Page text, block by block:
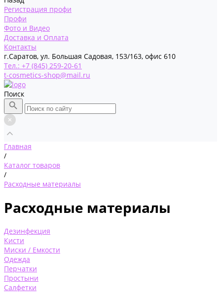
Регистрация профи
Профи
Фото и Видео
Доставка и Оплата
Контакты
г.Саратов, ул. Большая Садовая, 153/163, офис 610
Тел.: +7 (845) 259-20-61
t-cosmetics-shop@mail.ru
Поиск
Главная
/
Каталог товаров
/
Расходные материалы
Расходные материалы
Дезинфекция
Кисти
Миски / Емкости
Одежда
Перчатки
Простыни
Салфетки